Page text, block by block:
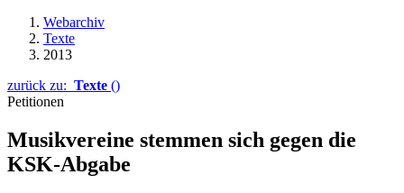
Webarchiv
Texte
2013
zurück zu: Texte ()
Petitionen
Musikvereine stemmen sich gegen die
KSK-Abgabe